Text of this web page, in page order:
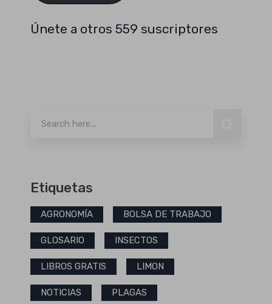
Únete a otros 559 suscriptores
Etiquetas
AGRONOMÍA BOLSA DE TRABAJO
GLOSARIO INSECTOS
LIBROS GRATIS LIMON
NOTICIAS PLAGAS